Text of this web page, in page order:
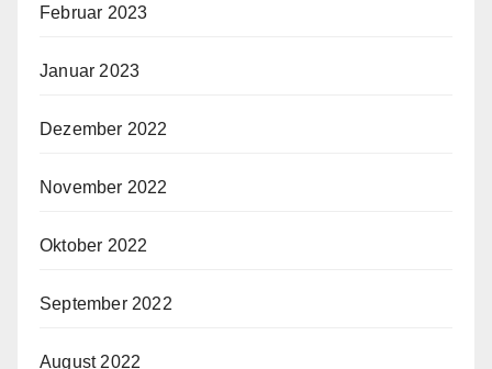
Februar 2023
Januar 2023
Dezember 2022
November 2022
Oktober 2022
September 2022
August 2022